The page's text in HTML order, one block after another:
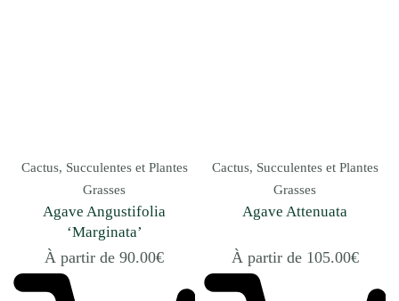
Cactus, Succulentes et Plantes
Grasses
Agave Angustifolia
‘Marginata’
À partir de 90.00€
Cactus, Succulentes et Plantes
Grasses
Agave Attenuata
À partir de 105.00€